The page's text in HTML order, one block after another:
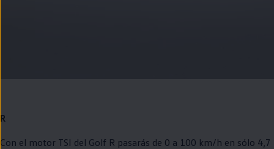
R
Con el motor TSI del Golf R pasarás de 0 a 100 km/h en sólo 4,7